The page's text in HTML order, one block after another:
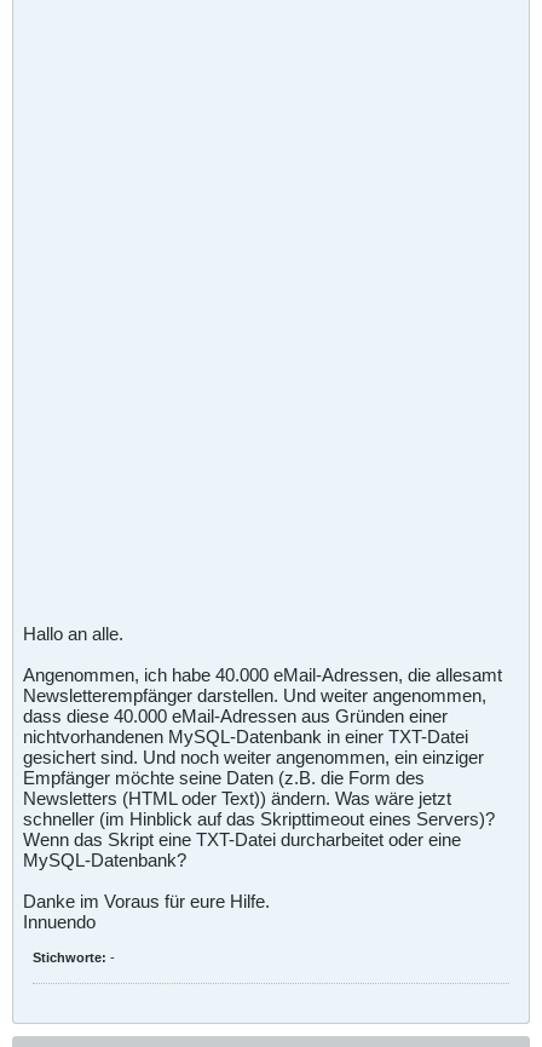
Hallo an alle.
Angenommen, ich habe 40.000 eMail-Adressen, die allesamt
Newsletterempfänger darstellen. Und weiter angenommen,
dass diese 40.000 eMail-Adressen aus Gründen einer
nichtvorhandenen MySQL-Datenbank in einer TXT-Datei
gesichert sind. Und noch weiter angenommen, ein einziger
Empfänger möchte seine Daten (z.B. die Form des
Newsletters (HTML oder Text)) ändern. Was wäre jetzt
schneller (im Hinblick auf das Skripttimeout eines Servers)?
Wenn das Skript eine TXT-Datei durcharbeitet oder eine
MySQL-Datenbank?
Danke im Voraus für eure Hilfe.
Innuendo
Stichworte: -